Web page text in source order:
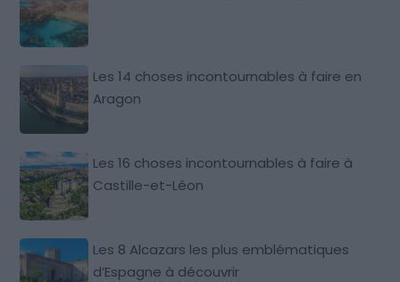
Les 14 choses incontournables à faire en
Aragon
Les 16 choses incontournables à faire à
Castille-et-Léon
Les 8 Alcazars les plus emblématiques
d’Espagne à découvrir